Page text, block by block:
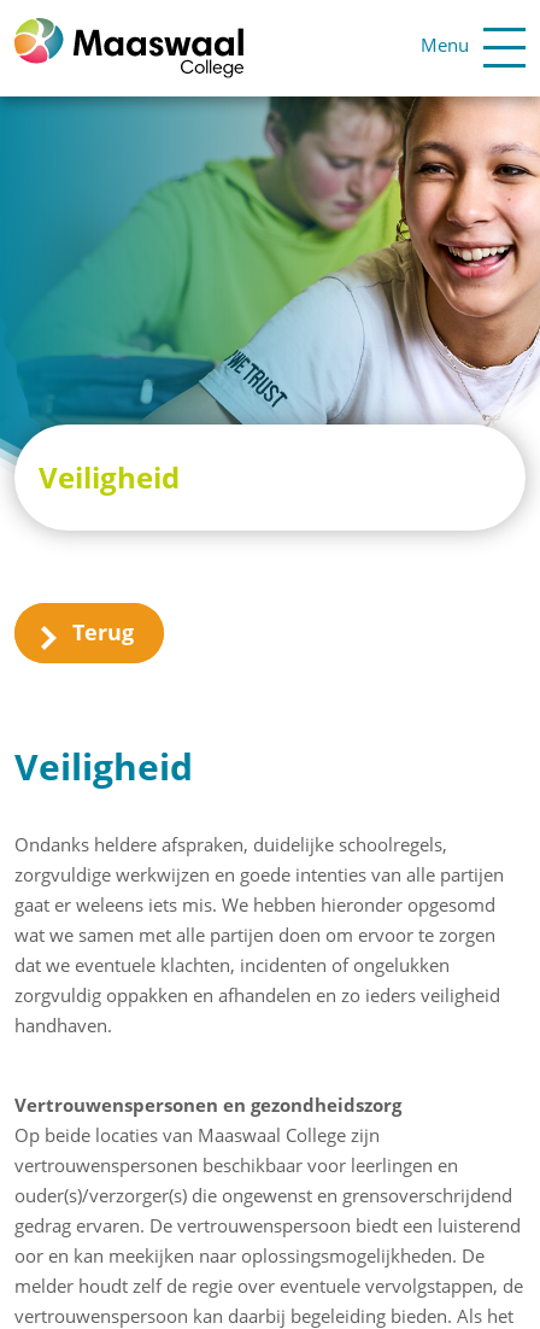
Menu
Veiligheid
Terug
Veiligheid
Ondanks heldere afspraken, duidelijke schoolregels,
zorgvuldige werkwijzen en goede intenties van alle partijen
gaat er weleens iets mis. We hebben hieronder opgesomd
wat we samen met alle partijen doen om ervoor te zorgen
dat we eventuele klachten, incidenten of ongelukken
zorgvuldig oppakken en afhandelen en zo ieders veiligheid
handhaven.
Vertrouwenspersonen en gezondheidszorg
Op beide locaties van Maaswaal College zijn
vertrouwenspersonen beschikbaar voor leerlingen en
ouder(s)/verzorger(s) die ongewenst en grensoverschrijdend
gedrag ervaren. De vertrouwenspersoon biedt een luisterend
oor en kan meekijken naar oplossingsmogelijkheden. De
melder houdt zelf de regie over eventuele vervolgstappen, de
vertrouwenspersoon kan daarbij begeleiding bieden. Als het